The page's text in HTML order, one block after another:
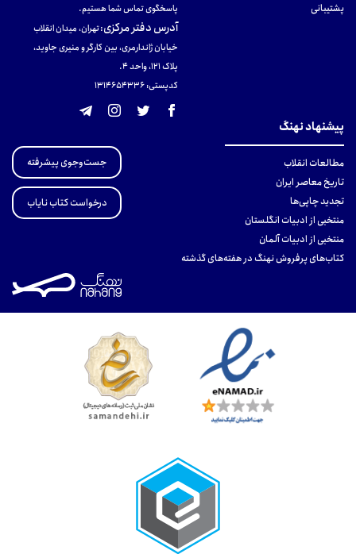
پشتیبانی
پاسخگوی تماس شما هستیم.
آدرس دفتر مرکزی:تهران، میدان انقلاب
خیابان ژاندارمری، بین کارگر و منیری جاوید،
پلاک 121، واحد ۴.
کدپستی: 131465433۶
پیشنهاد نهنگ
مطالعات انقلاب
تاریخ معاصر ایران
تجدید چاپی‌ها
منتخبی از ادبیات انگلستان
منتخبی از ادبیات آلمان
کتاب‌های پرفروش نهنگ در هفته‌های گذشته
جست‌وجوی پیشرفته
درخواست کتاب نایاب